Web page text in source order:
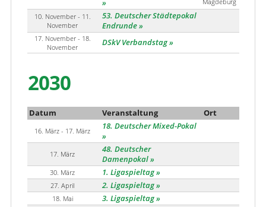
10. November - 11.
November
53. Deutscher Städtepokal
Endrunde
17. November - 18.
November
DSkV Verbandstag
2030
Datum Veranstaltung Ort
16. März - 17. März 18. Deutscher Mixed-Pokal
17. März
48. Deutscher
Damenpokal
30. März 1. Ligaspieltag
27. April 2. Ligaspieltag
18. Mai 3. Ligaspieltag